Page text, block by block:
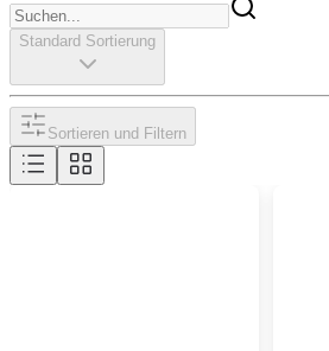
Standard Sortierung
Sortieren und Filtern